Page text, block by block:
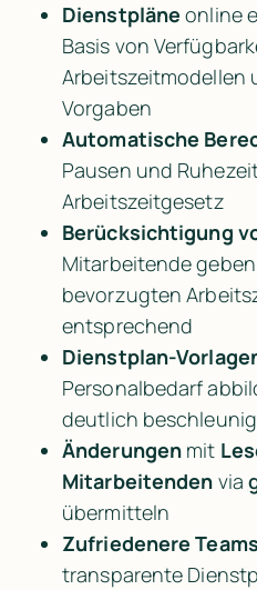
Dienstpläne online
Basis von
Arbeitszeitmodellen
Vorgaben
Automatische
Arbeitszeitgesetz
Berücksichtigung
Mitarbeitende
bevorzugten
entsprechend
Dienstplan-
Personalbedarf
deutlich
Änderungen mit
Mitarbeitenden via
übermitteln
Zufriedenere Teams
transparente